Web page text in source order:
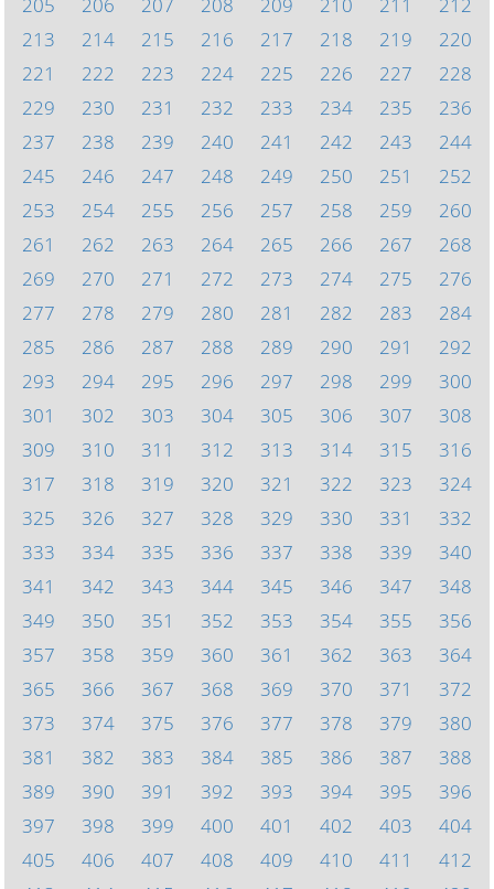
213
214 215 216 217 218 219
220
221
222 223 224 225 226 227
228
229
230 231 232 233 234 235
236
237
238 239 240 241 242 243
244
245
246 247 248 249 250 251
252
253
254 255 256 257 258 259
260
261
262 263 264 265 266 267
268
269
270 271 272 273 274 275
276
277
278 279 280 281 282 283
284
285
286 287 288 289 290 291
292
293
294 295 296 297 298 299
300
301
302 303 304 305 306 307
308
309
310 311 312 313 314 315
316
317
318 319 320 321 322 323
324
325
326 327 328 329 330 331
332
333
334 335 336 337 338 339
340
341
342 343 344 345 346 347
348
349
350 351 352 353 354 355
356
357
358 359 360 361 362 363
364
365
366 367 368 369 370 371
372
373
374 375 376 377 378 379
380
381
382 383 384 385 386 387
388
389
390 391 392 393 394 395
396
397
398 399 400 401 402 403
404
405
406 407 408 409 410 411
412